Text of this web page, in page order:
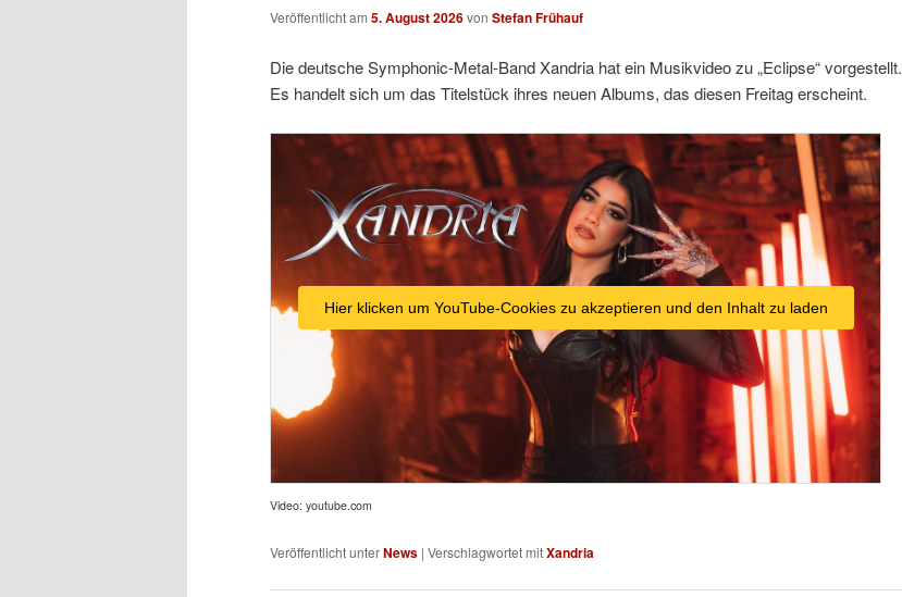
Veröffentlicht am 5. August 2026von Stefan Frühauf
Die deutsche Symphonic-Metal-Band Xandria hat ein Musikvideo zu „Eclipse“ vorgestellt.
Es handelt sich um das Titelstück ihres neuen Albums, das diesen Freitag erscheint.
Hier klicken um YouTube-Cookies zu akzeptieren und den Inhalt zu laden
Video: youtube.com
Veröffentlicht unterNews | Verschlagwortet mitXandria